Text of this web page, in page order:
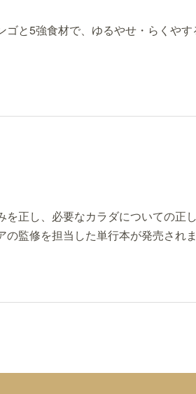
と5強食材で、ゆるやせ・らくや
正し、必要なカラダについての正
監修を担当した単行本が発売されま